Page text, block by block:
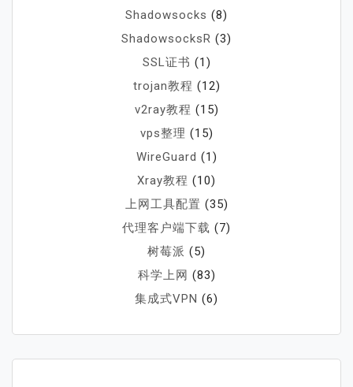
Shadowsocks (8)
ShadowsocksR (3)
SSL证书 (1)
trojan教程 (12)
v2ray教程 (15)
vps整理 (15)
WireGuard (1)
Xray教程 (10)
上网工具配置 (35)
代理客户端下载 (7)
树莓派 (5)
科学上网 (83)
集成式VPN (6)